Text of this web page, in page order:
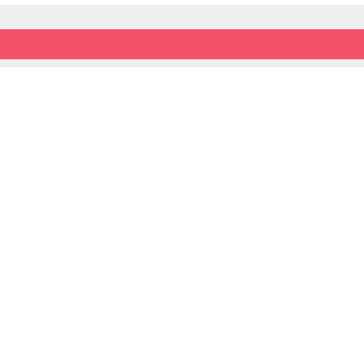
【チェックアウト】１０:００
お食事の関係で、１９:３０を最終チェック